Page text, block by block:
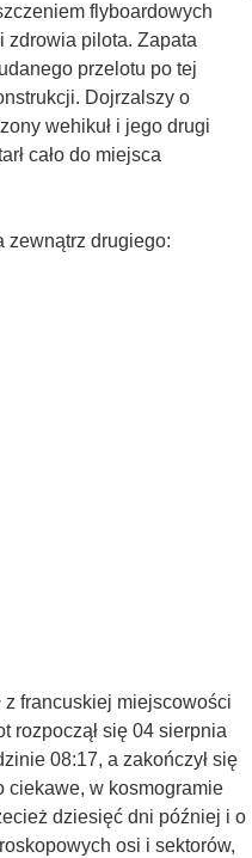
flyboardowych
zdrowia pilota. Zapata
przelotu po tej
Dojrzalszy o
wehikuł i jego drugi
cało do miejsca
zewnątrz drugiego:
z francuskiej miejscowości
rozpoczął się 04 sierpnia
08:17, a zakończył się
ciekawe, w kosmogramie
dziesięć dni później i o
osi i sektorów,